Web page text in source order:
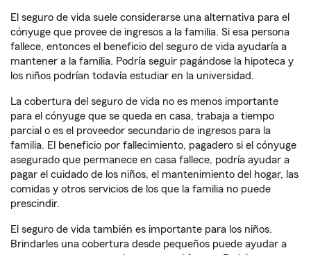
El seguro de vida suele considerarse una alternativa para el
cónyuge que provee de ingresos a la familia. Si esa persona
fallece, entonces el beneficio del seguro de vida ayudaría a
mantener a la familia. Podría seguir pagándose la hipoteca y
los niños podrían todavía estudiar en la universidad.
La cobertura del seguro de vida no es menos importante
para el cónyuge que se queda en casa, trabaja a tiempo
parcial o es el proveedor secundario de ingresos para la
familia. El beneficio por fallecimiento, pagadero si el cónyuge
asegurado que permanece en casa fallece, podría ayudar a
pagar el cuidado de los niños, el mantenimiento del hogar, las
comidas y otros servicios de los que la familia no puede
prescindir.
El seguro de vida también es importante para los niños.
Brindarles una cobertura desde pequeños puede ayudar a